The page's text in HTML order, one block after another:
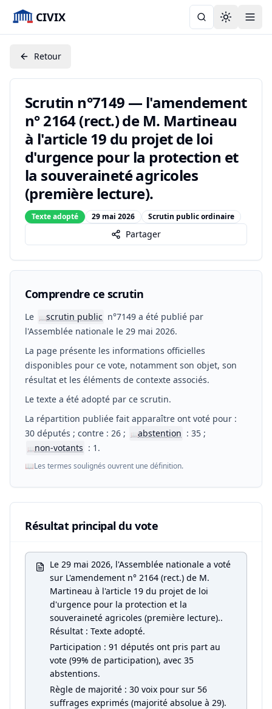
CIVIX Toggle
Retour
Scrutin n°7149 — l'amendement
n° 2164 (rect.) de M. Martineau
à l'article 19 du projet de loi
d'urgence pour la protection et
la souveraineté agricoles
(première lecture).
Texte adopté 29 mai 2026 Scrutin public ordinaire
Partager
Comprendre ce scrutin
Le 📖scrutin public n°7149 a été publié par
l'Assemblée nationale le 29 mai 2026.
La page présente les informations officielles
disponibles pour ce vote, notamment son objet, son
résultat et les éléments de contexte associés.
Le texte a été adopté par ce scrutin.
La répartition publiée fait apparaître ont voté pour :
30 députés ; contre : 26 ;
📖abstention : 35 ;
📖non-votants : 1.
📖Les termes soulignés ouvrent une définition.
Résultat principal du vote
Le 29 mai 2026, l'Assemblée nationale a voté
sur L'amendement n° 2164 (rect.) de M.
Martineau à l'article 19 du projet de loi
d'urgence pour la protection et la
souveraineté agricoles (première lecture)..
Résultat : Texte adopté.
Participation : 91 députés ont pris part au
vote (99% de participation), avec 35
abstentions.
Règle de majorité : 30 voix pour sur 56
suffrages exprimés (majorité absolue à 29).